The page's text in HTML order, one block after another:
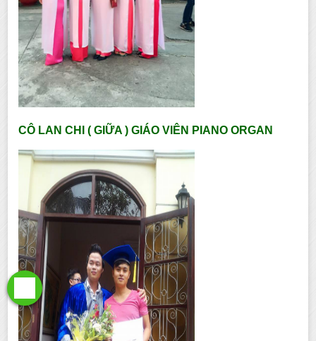
CÔ LAN CHI ( GIỮA ) GIÁO VIÊN PIANO ORGAN